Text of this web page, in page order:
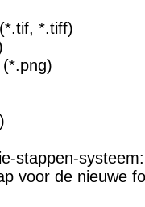
*.tiff)
stappen-
voor de nieuwe